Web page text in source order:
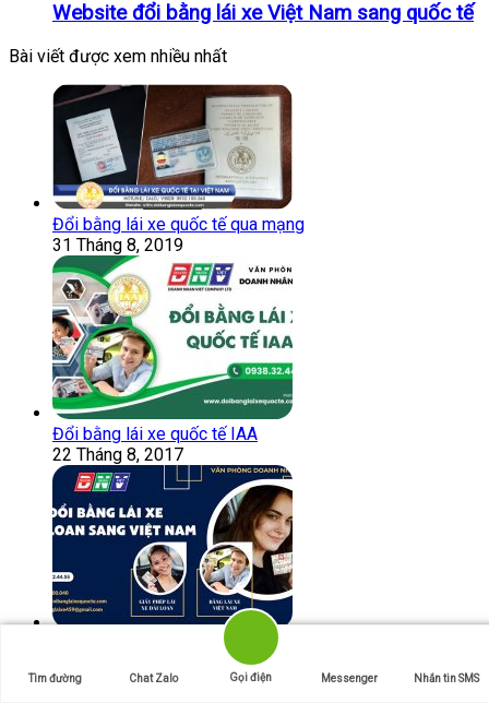
Website đổi bằng lái xe Việt Nam sang quốc tế
Bài viết được xem nhiều nhất
Đổi bằng lái xe quốc tế qua mạng
31 Tháng 8, 2019
Đổi bằng lái xe quốc tế IAA
22 Tháng 8, 2017
Đổi bằng lái xe Đài Loan sang Việt Nam
Tìm đường Chat Zalo Gọi điện Messenger Nhắn tin SMS